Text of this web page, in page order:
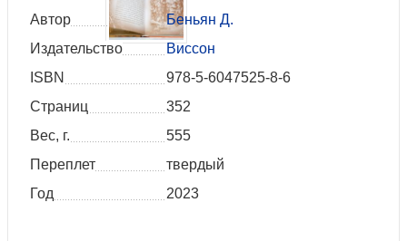
Автор
Беньян Д.
Издательство
Виссон
ISBN
978-5-6047525-8-6
Страниц
352
Вес, г.
555
Переплет
твердый
Год
2023